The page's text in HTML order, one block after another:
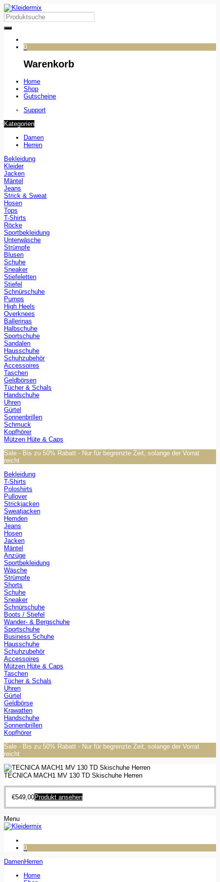
0
Warenkorb
Home
Shop
Gutscheine
Support
Kategorien
Damen
Herren
Bekleidung
Kleider
Jacken
Mäntel
Jeans
Strick & Sweat
Hosen
Tops
T-Shirts
Röcke
Sportbekleidung
Unterwäsche
Strümpfe
Blusen
Schuhe
Sneaker
Stiefeletten
Stiefel
Schnürschuhe
Pumps
High Heels
Overknees
Ballerinas
Halbschuhe
Sportschuhe
Sandalen
Hausschuhe
Schuhzubehör
Accessoires
Taschen
Geldbörsen
Tücher & Schals
Handschuhe
Uhren
Gürtel
Sonnenbrillen
Schmuck
Kopfhörer
Mützen Hüte & Caps
Sale - Bis zu 50% Rabatt - Nur für begrenzte Zeit, solange der Vorrat
reicht
Bekleidung
T-Shirts
Poloshirts
Pullover
Strickjacken
Sweatjacken
Hemden
Jeans
Hosen
Jacken
Mäntel
Anzüge
Sportbekleidung
Wäsche
Strümpfe
Shorts
Schuhe
Sneaker
Schnürschuhe
Boots / Stiefel
Wander- & Bergschuhe
Sportschuhe
Business Schuhe
Hausschuhe
Schuhzubehör
Accessoires
Mützen Hüte & Caps
Taschen
Tücher & Schals
Uhren
Gürtel
Geldbörse
Krawatten
Handschuhe
Sonnenbrillen
Kopfhörer
Sale - Bis zu 50% Rabatt - Nur für begrenzte Zeit, solange der Vorrat
reicht
TECNICA MACH1 MV 130 TD Skischuhe Herren
€549,00Produkt ansehen
Menu
0
DamenHerren
Home